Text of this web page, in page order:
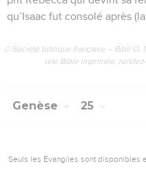
qu’Isaac fut consolé après
© Société biblique française – Bibli’O,
une Bible imprimée,
Genèse 25
Seuls les Évangiles sont disponibles